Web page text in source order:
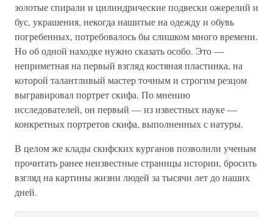
золотые спирали и цилиндрические подвески ожерелий и
бус, украшения, некогда нашитые на одежду и обувь
погребенных, потребовалось бы слишком много времени.
Но об одной находке нужно сказать особо. Это —
неприметная на первый взгляд костяная пластинка, на
которой талантливый мастер точным и строгим резцом
выгравировал портрет скифа. По мнению
исследователей, он первый — из известных науке —
конкретных портретов скифа, выполненных с натуры.
В целом же клады скифских курганов позволили ученым
прочитать ранее неизвестные страницы истории, бросить
взгляд на картины жизни людей за тысячи лет до наших
дней.